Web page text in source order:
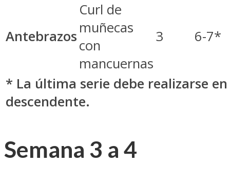
Antebrazos
Curl de
muñecas
con
mancuernas
3 6-7*
* La última serie debe realizarse
descendente.
Semana 3 a 4